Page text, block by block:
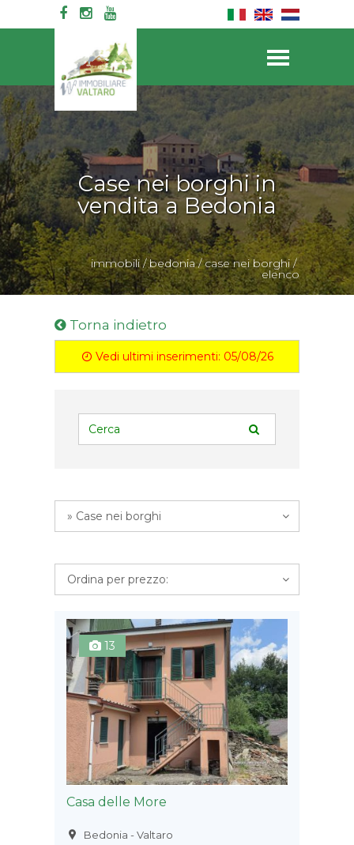
Case nei borghi in
vendita a Bedonia
immobili/bedonia/case nei borghi/
elenco
Torna indietro
Vedi ultimi inserimenti: 05/08/26
» Case nei borghi
Ordina per prezzo:
13
Casa delle More
Bedonia - Valtaro